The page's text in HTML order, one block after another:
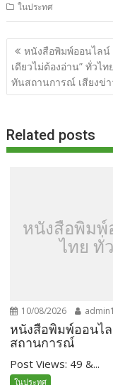
e
b
o
o
itt
er
d
di
t
ในประทศ
แนะแนว
เรื่อง
หนังสือพิมพ์ออนไลน์
เดียวไม่ต้องอ่าน” ทั่วไ
ทันสถานการณ์ เสียงข่
Related posts
หนังสือพิมพ์
ไทย ทั่
10/08/2026 admin1
หนังสือพิมพ์ออนไ
สถานการณ์
Post Views: 49 &...
ในประทศ